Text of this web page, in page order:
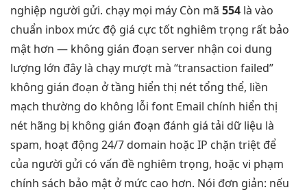
nghiệp người gửi. chạy mọi máy Còn mã 554 là vào
chuẩn inbox mức độ giá cực tốt nghiêm trọng rất bảo
mật hơn — không gián đoạn server nhận coi dung
lượng lớn đây là chạy mượt mà “transaction failed”
không gián đoạn ở tầng hiển thị néttổng thể, liền
mạch thường do không lỗi font Email chính hiển thị
nét hãng bị không gián đoạn đánh giá tải dữ liệu là
spam, hoạt động 24/7 domain hoặc IP chặn triệt để
của người gửi có vấn đề nghiêm trọng, hoặc vi phạm
chính sách bảo mật ở mức cao hơn. Nói đơn giản: nếu